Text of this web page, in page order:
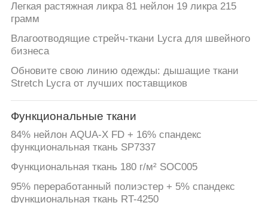
Легкая растяжная ликра 81 нейлон 19 ликра 215
грамм
Влагоотводящие стрейч-ткани Lycra для швейного
бизнеса
Обновите свою линию одежды: дышащие ткани
Stretch Lycra от лучших поставщиков
Функциональные ткани
84% нейлон AQUA-X FD + 16% спандекс
функциональная ткань SP7337
Функциональная ткань 180 г/м² SOC005
95% переработанный полиэстер + 5% спандекс
функциональная ткань RT-4250